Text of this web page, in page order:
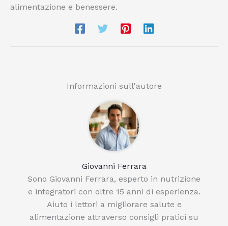
alimentazione e benessere.
Informazioni sull'autore
Giovanni Ferrara
Sono Giovanni Ferrara, esperto in nutrizione
e integratori con oltre 15 anni di esperienza.
Aiuto i lettori a migliorare salute e
alimentazione attraverso consigli pratici su